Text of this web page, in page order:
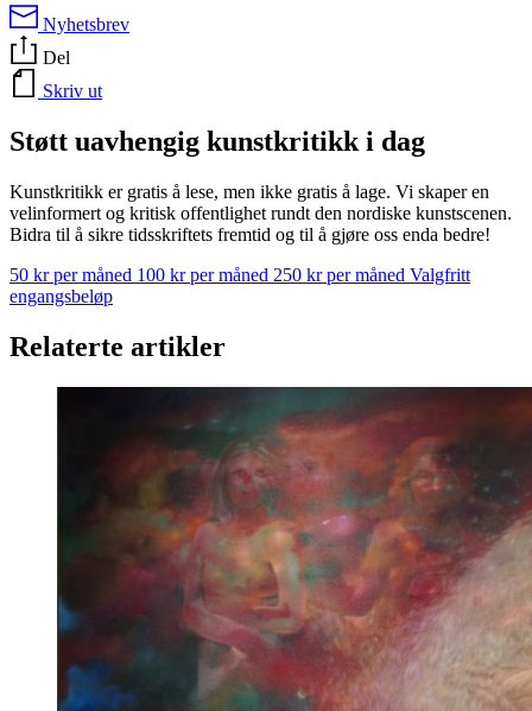
Nyhetsbrev
Del
Skriv ut
Støtt uavhengig kunstkritikk i dag
Kunstkritikk er gratis å lese, men ikke gratis å lage. Vi skaper en
velinformert og kritisk offentlighet rundt den nordiske kunstscenen.
Bidra til å sikre tidsskriftets fremtid og til å gjøre oss enda bedre!
50 kr per måned 100 kr per måned 250 kr per måned Valgfritt
engangsbeløp
Relaterte artikler